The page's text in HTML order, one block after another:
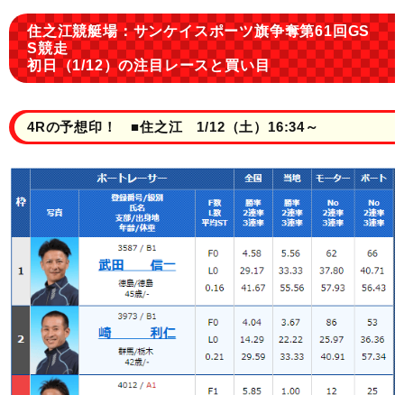
住之江競艇場：サンケイスポーツ旗争奪第61回GS
S競走
初日（1/12）の注目レースと買い目
4Rの予想印！ ■住之江 1/12（土）16:34～